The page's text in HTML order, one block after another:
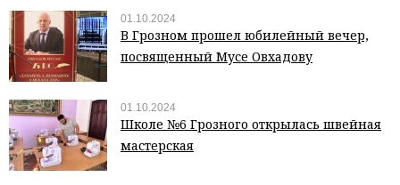
01.10.2024
В Грозном прошел юбилейный вечер,
посвященный Мусе Овхадову
01.10.2024
Школе №6 Грозного открылась швейная
мастерская